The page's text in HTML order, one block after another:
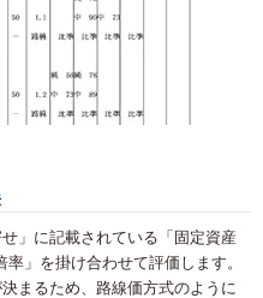
」に記載されている「固定資産
」を掛け合わせて評価します。
まるため、路線価方式のように